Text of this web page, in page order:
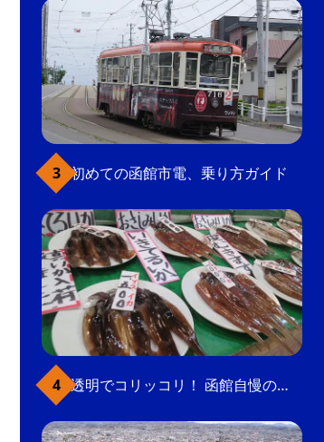
初めての函館市電、乗り方ガイド
透明でコリッコリ！ 函館自慢のいかをどうぞ